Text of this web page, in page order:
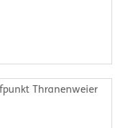
Thranenweier